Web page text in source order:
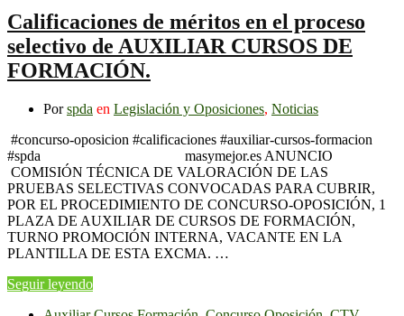
Calificaciones de méritos en el proceso
selectivo de AUXILIAR CURSOS DE
FORMACIÓN.
Porspda en Legislación y Oposiciones, Noticias
#concurso-oposicion #calificaciones #auxiliar-cursos-formacion
#spda masymejor.es ANUNCIO
COMISIÓN TÉCNICA DE VALORACIÓN DE LAS
PRUEBAS SELECTIVAS CONVOCADAS PARA CUBRIR,
POR EL PROCEDIMIENTO DE CONCURSO-OPOSICIÓN, 1
PLAZA DE AUXILIAR DE CURSOS DE FORMACIÓN,
TURNO PROMOCIÓN INTERNA, VACANTE EN LA
PLANTILLA DE ESTA EXCMA. …
Seguir leyendo